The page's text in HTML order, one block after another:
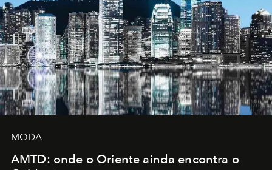
MODA
AMTD: onde o Oriente ainda encontra o